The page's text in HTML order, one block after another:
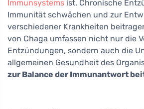
Immunsystems ist. Chronische
Immunität schwächen und zur
verschiedener Krankheiten
von Chaga umfassen nicht nur die
Entzündungen, sondern auch die
allgemeinen Gesundheit des
zur Balance der Immunantwort